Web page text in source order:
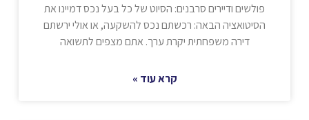
פולשים ודיירים סרבנים: הסיוט של כל בעל נכס דמיינו את
הסיטואציה הבאה: רכשתם נכס להשקעה, או אולי ירשתם
דירה משפחתית יקרת ערך. אתם מצפים לתשואה
קרא עוד »